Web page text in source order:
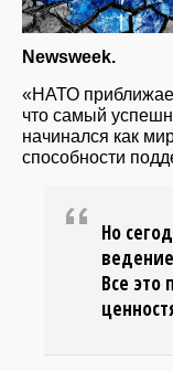
Newsweek.
«НАТО
что самый
начинался как
способности
Но
Все это